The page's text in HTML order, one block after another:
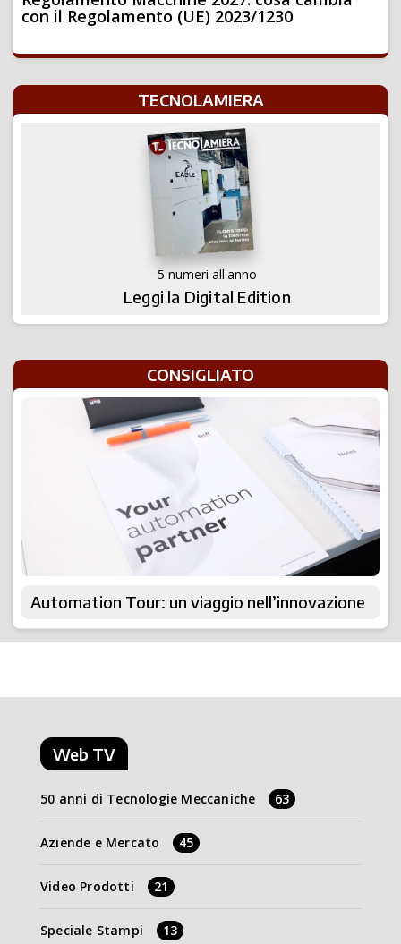
con il Regolamento (UE) 2023/1230
TECNOLAMIERA
5 numeri all'anno
Leggi la Digital Edition
CONSIGLIATO
Automation Tour: un viaggio nell’innovazione
Web TV
50 anni di Tecnologie Meccaniche 63
Aziende e Mercato 45
Video Prodotti 21
Speciale Stampi 13